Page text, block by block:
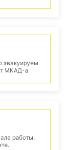
эвакуируем
МКАД-а
работы.